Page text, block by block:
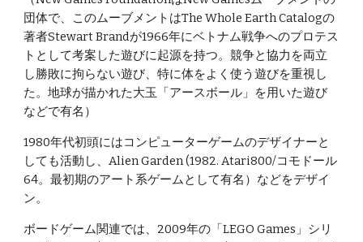
団体で、このムーブメントはThe Whole Earth Catalogの
著者Stewart Brandが1966年にベトナム戦争へのプロテス
トとして考案した遊びに起源を持つ。競争と協力を両立
し勝敗に拘らない遊び、特に体をよく使う遊びを重視し
た。地球が描かれた大玉「アースボール」を用いた遊び
などで有名）
1980年代初頭にはコンピューターゲームのデザイナーと
しても活動し、Alien Garden (1982. Atari800/コモドール
64。最初期のアート系ゲームとして有名）などをデザイ
ン。
ボードゲーム関連では、2009年の「LEGO Games」シリ